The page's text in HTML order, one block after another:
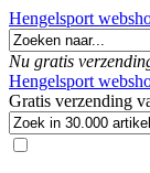
Hengelsport
Nu gratis
Hengelsport
Gratis verzending